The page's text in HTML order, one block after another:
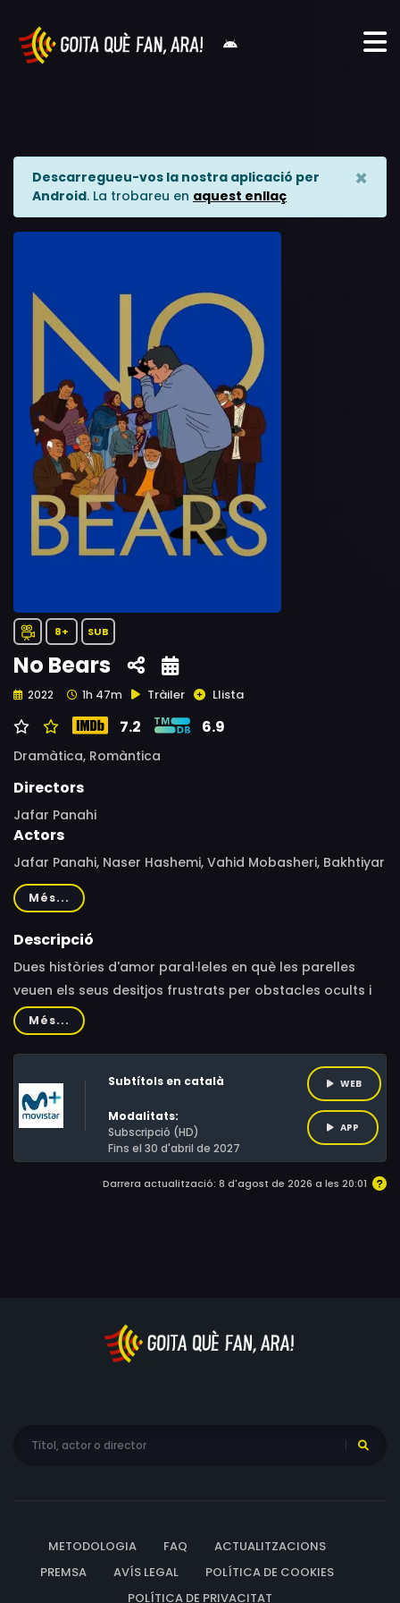
Descarregueu-vos la nostra aplicació per
Android. La trobareu en aquest enllaç
×
8+ SUB
No Bears
2022 1h 47m Tràiler Llista
7.2 6.9
Dramàtica, Romàntica
Directors
Jafar Panahi
Actors
Jafar Panahi, Naser Hashemi, Vahid Mobasheri, Bakhtiyar
Panjeei, Mina Kavani, Vahid Mobaser, Narges Delaram,
Abdolreza Heydari, Amir Davar, Darya Alei, Sinan
Yusufoglu, Rahim Abbasi, Ehsan Ahmad Khanpour, Iman
Més...
Descripció
Dues històries d'amor paral·leles en què les parelles
veuen els seus desitjos frustrats per obstacles ocults i
inevitables, la força de la superstició i la mecànica del
poder.
Més...
Subtítols en català
Modalitats:
Subscripció (HD)
Fins el 30 d'abril de 2027
WEB
APP
Darrera actualització: 8 d'agost de 2026 a les 20:01
METODOLOGIA FAQ
ACTUALITZACIONS
PREMSA
AVÍS LEGAL
POLÍTICA DE COOKIES
POLÍTICA DE PRIVACITAT